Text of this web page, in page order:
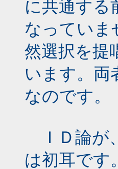
に共通する
なっていま
然選択を提
います。両
なのです。
ＩＤ論が
は初耳です